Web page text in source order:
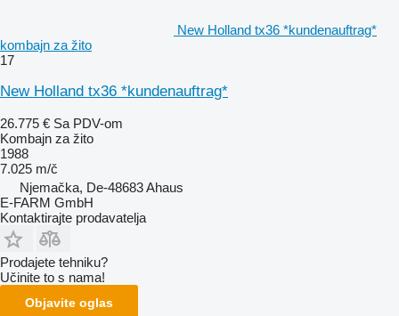
New Holland tx36 *kundenauftrag*
kombajn za žito
17
New Holland tx36 *kundenauftrag*
26.775 € Sa PDV-om
Kombajn za žito
1988
7.025 m/č
Njemačka, De-48683 Ahaus
E-FARM GmbH
Kontaktirajte prodavatelja
Prodajete tehniku?
Učinite to s nama!
Objavite oglas